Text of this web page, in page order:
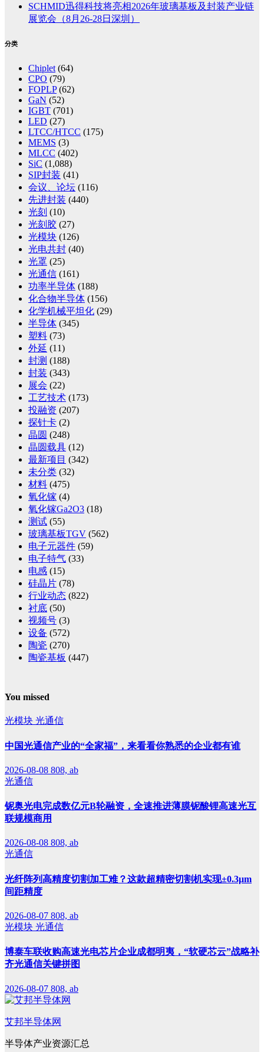
SCHMID迅得科技将亮相2026年玻璃基板及封装产业链
展览会（8月26-28日深圳）
分类
Chiplet (64)
CPO (79)
FOPLP(62)
GaN (52)
IGBT (701)
LED (27)
LTCC/HTCC (175)
MEMS (3)
MLCC (402)
SiC (1,088)
SIP封装 (41)
会议、论坛 (116)
先进封装 (440)
光刻 (10)
光刻胶 (27)
光模块 (126)
光电共封 (40)
光罩 (25)
光通信 (161)
功率半导体 (188)
化合物半导体 (156)
化学机械平坦化 (29)
半导体 (345)
塑料 (73)
外延 (11)
封测 (188)
封装 (343)
展会 (22)
工艺技术 (173)
投融资 (207)
探针卡 (2)
晶圆 (248)
晶圆载具 (12)
最新项目 (342)
未分类 (32)
材料 (475)
氧化镓 (4)
氧化镓Ga2O3 (18)
测试 (55)
玻璃基板TGV (562)
电子元器件 (59)
电子特气 (33)
电感 (15)
硅晶片 (78)
行业动态 (822)
衬底 (50)
视频号 (3)
设备 (572)
陶瓷 (270)
陶瓷基板 (447)
You missed
光模块 光通信
中国光通信产业的“全家福”，来看看你熟悉的企业都有谁
2026-08-08 808, ab
光通信
铌奥光电完成数亿元B轮融资，全速推进薄膜铌酸锂高速光互
联规模商用
2026-08-08 808, ab
光通信
光纤阵列高精度切割加工难？这款超精密切割机实现±0.3μm
间距精度
2026-08-07 808, ab
光模块 光通信
博泰车联收购高速光电芯片企业成都明夷，“软硬芯云”战略补
齐光通信关键拼图
2026-08-07 808, ab
艾邦半导体网
半导体产业资源汇总